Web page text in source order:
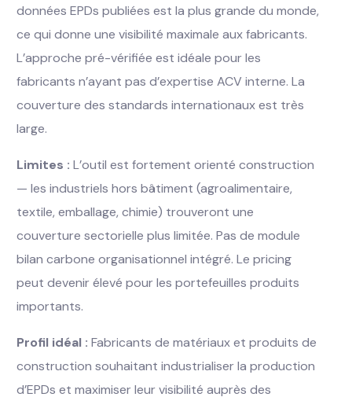
données EPDs publiées est la plus grande du monde,
ce qui donne une visibilité maximale aux fabricants.
L’approche pré-vérifiée est idéale pour les
fabricants n’ayant pas d’expertise ACV interne. La
couverture des standards internationaux est très
large.
Limites : L’outil est fortement orienté construction
— les industriels hors bâtiment (agroalimentaire,
textile, emballage, chimie) trouveront une
couverture sectorielle plus limitée. Pas de module
bilan carbone organisationnel intégré. Le pricing
peut devenir élevé pour les portefeuilles produits
importants.
Profil idéal : Fabricants de matériaux et produits de
construction souhaitant industrialiser la production
d’EPDs et maximiser leur visibilité auprès des